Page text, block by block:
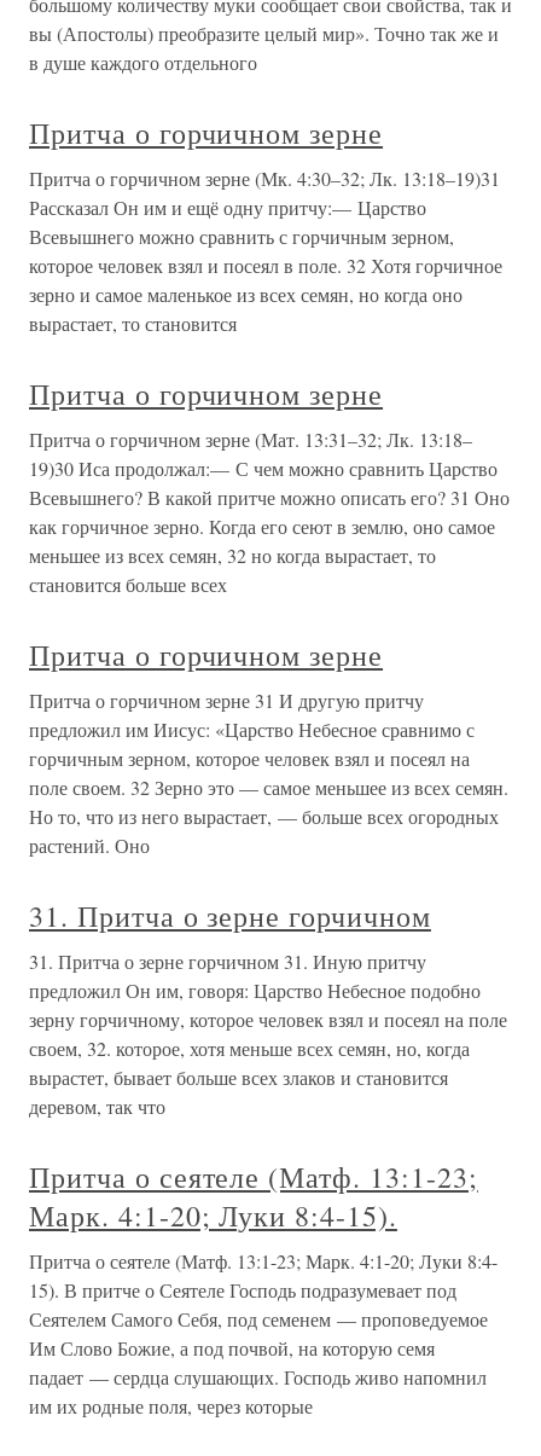
вы (Апостолы) преобразите целый мир». Точно так же и
в душе каждого отдельного
Притча о горчичном зерне
Притча о горчичном зерне (Мк. 4:30–32; Лк. 13:18–19)31
Рассказал Он им и ещё одну притчу:— Царство
Всевышнего можно сравнить с горчичным зерном,
которое человек взял и посеял в поле. 32 Хотя горчичное
зерно и самое маленькое из всех семян, но когда оно
вырастает, то становится
Притча о горчичном зерне
Притча о горчичном зерне (Мат. 13:31–32; Лк. 13:18–
19)30 Иса продолжал:— С чем можно сравнить Царство
Всевышнего? В какой притче можно описать его? 31 Оно
как горчичное зерно. Когда его сеют в землю, оно самое
меньшее из всех семян, 32 но когда вырастает, то
становится больше всех
Притча о горчичном зерне
Притча о горчичном зерне 31 И другую притчу
предложил им Иисус: «Царство Небесное сравнимо с
горчичным зерном, которое человек взял и посеял на
поле своем. 32 Зерно это — самое меньшее из всех семян.
Но то, что из него вырастает, — больше всех огородных
растений. Оно
31. Притча о зерне горчичном
31. Притча о зерне горчичном 31. Иную притчу
предложил Он им, говоря: Царство Небесное подобно
зерну горчичному, которое человек взял и посеял на поле
своем, 32. которое, хотя меньше всех семян, но, когда
вырастет, бывает больше всех злаков и становится
деревом, так что
Притча о сеятеле (Матф. 13:1-23;
Марк. 4:1-20; Луки 8:4-15).
Притча о сеятеле (Матф. 13:1-23; Марк. 4:1-20; Луки 8:4-
15). В притче о Сеятеле Господь подразумевает под
Сеятелем Самого Себя, под семенем — проповедуемое
Им Слово Божие, а под почвой, на которую семя
падает — сердца слушающих. Господь живо напомнил
им их родные поля, через которые